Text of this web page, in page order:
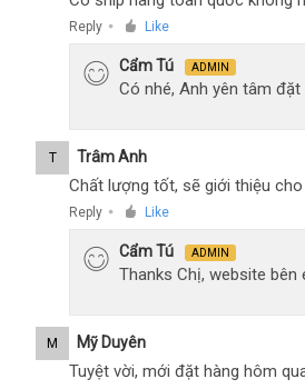
Reply ● Like
Cẩm Tú ADMIN
Có nhé, Anh yên tâm
T Trâm Anh
Chất lượng tốt, sẽ giới thiệu cho
Reply ● Like
Cẩm Tú ADMIN
Thanks Chị, website
M Mỹ Duyên
Tuyệt vời, mới đặt hàng hôm